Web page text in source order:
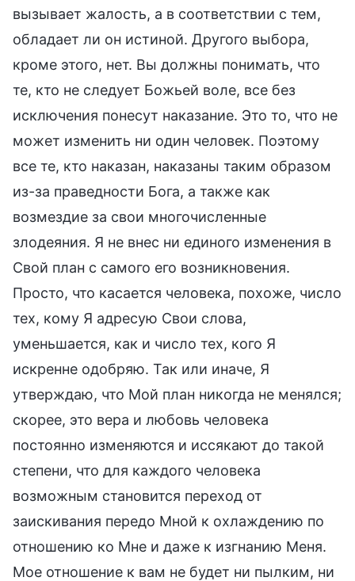
вызывает жалость, а в соответствии с тем,
обладает ли он истиной. Другого выбора,
кроме этого, нет. Вы должны понимать, что
те, кто не следует Божьей воле, все без
исключения понесут наказание. Это то, что не
может изменить ни один человек. Поэтому
все те, кто наказан, наказаны таким образом
из-за праведности Бога, а также как
возмездие за свои многочисленные
злодеяния. Я не внес ни единого изменения в
Свой план с самого его возникновения.
Просто, что касается человека, похоже, число
тех, кому Я адресую Свои слова,
уменьшается, как и число тех, кого Я
искренне одобряю. Так или иначе, Я
утверждаю, что Мой план никогда не менялся;
скорее, это вера и любовь человека
постоянно изменяются и иссякают до такой
степени, что для каждого человека
возможным становится переход от
заискивания передо Мной к охлаждению по
отношению ко Мне и даже к изгнанию Меня.
Мое отношение к вам не будет ни пылким, ни